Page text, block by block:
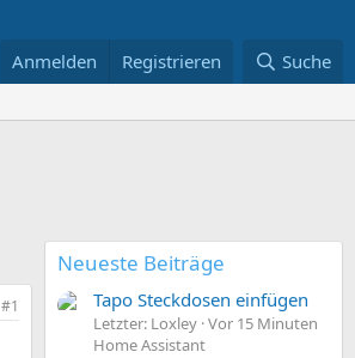
Anmelden Registrieren Suche
#1
Neueste Beiträge
Tapo Steckdosen einfügen
Letzter: Loxley Vor 15 Minuten
Home Assistant